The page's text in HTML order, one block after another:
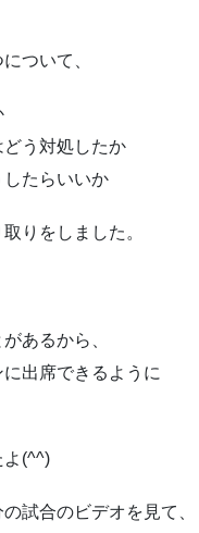
ついて、
どう対処したか
したらいいか
りをしました。
あるから、
出席できるように
よ(^^)
試合のビデオを見て、